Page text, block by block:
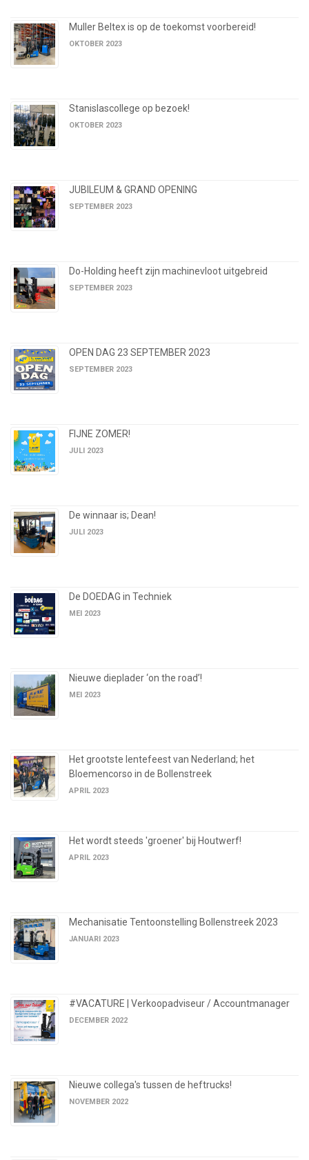
Muller Beltex is op de toekomst voorbereid!
OKTOBER 2023
Stanislascollege op bezoek!
OKTOBER 2023
JUBILEUM & GRAND OPENING
SEPTEMBER 2023
Do-Holding heeft zijn machinevloot uitgebreid
SEPTEMBER 2023
OPEN DAG 23 SEPTEMBER 2023
SEPTEMBER 2023
FIJNE ZOMER!
JULI 2023
De winnaar is; Dean!
JULI 2023
De DOEDAG in Techniek
MEI 2023
Nieuwe dieplader ‘on the road’!
MEI 2023
Het grootste lentefeest van Nederland; het
Bloemencorso in de Bollenstreek
APRIL 2023
Het wordt steeds 'groener' bij Houtwerf!
APRIL 2023
Mechanisatie Tentoonstelling Bollenstreek 2023
JANUARI 2023
#VACATURE | Verkoopadviseur / Accountmanager
DECEMBER 2022
Nieuwe collega's tussen de heftrucks!
NOVEMBER 2022